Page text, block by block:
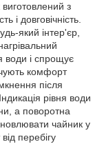
з
і довговічність.
який інтер'єр,
води і спрощує
комфорт
після
рівня води
а поворотна
чайник у
перебігу